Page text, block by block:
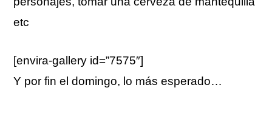
etc
[envira-gallery id=”7575″]
Y por fin el domingo, lo más esperado…